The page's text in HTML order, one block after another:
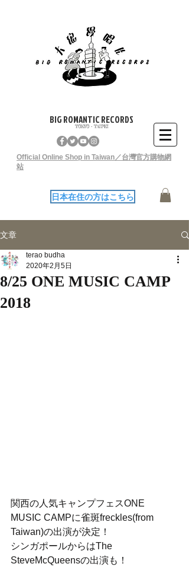
BIG ROMANTIC RECORDS
TOKYO - TAIPEI
Official Online Shop in Taiwan／台灣官方購物網
站
日本在住の方はこちら
文章
8/25 ONE MUSIC CAMP
2018
terao budha
2020年2月5日
関西の人気キャンプフェスONE
MUSIC CAMPに雀斑freckles(from
Taiwan)の出演が決定！
シンガポールからはThe
SteveMcQueensの出演も！